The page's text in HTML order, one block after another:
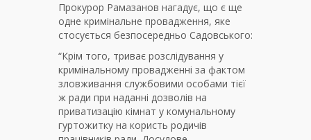
Прокурор Рамазанов нагадує, що є ще
одне кримінальне провадження, яке
стосується безпосередньо Садовського:
“Крім того, триває розслідування у
кримінальному провадженні за фактом
зловживання службовими особами тієї
ж ради при наданні дозволів на
приватизацію кімнат у комунальному
гуртожитку на користь родичів